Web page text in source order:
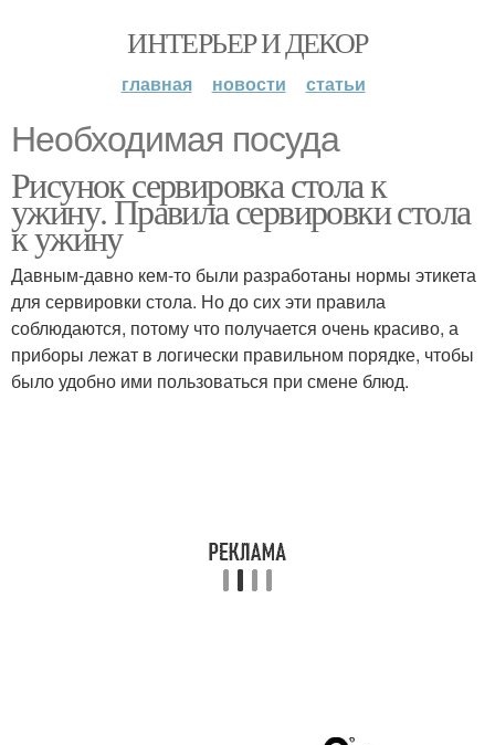
ИНТЕРЬЕР И ДЕКОР
главная новости статьи
Необходимая посуда
Рисунок сервировка стола к
ужину. Правила сервировки стола
к ужину
Давным-давно кем-то были разработаны нормы этикета
для сервировки стола. Но до сих эти правила
соблюдаются, потому что получается очень красиво, а
приборы лежат в логически правильном порядке, чтобы
было удобно ими пользоваться при смене блюд.